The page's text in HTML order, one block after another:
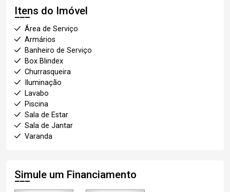
Itens do Imóvel
Área de Serviço
Armários
Banheiro de Serviço
Box Blindex
Churrasqueira
Iluminação
Lavabo
Piscina
Sala de Estar
Sala de Jantar
Varanda
Simule um Financiamento